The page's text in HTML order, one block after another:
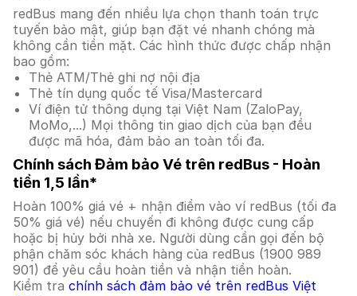
redBus mang đến nhiều lựa chọn thanh toán trực
tuyến bảo mật, giúp bạn đặt vé nhanh chóng mà
không cần tiền mặt. Các hình thức được chấp nhận
bao gồm:
Thẻ ATM/Thẻ ghi nợ nội địa
Thẻ tín dụng quốc tế Visa/Mastercard
Ví điện tử thông dụng tại Việt Nam (ZaloPay,
MoMo,...) Mọi thông tin giao dịch của bạn đều
được mã hóa, đảm bảo an toàn tối đa.
Chính sách Đảm bảo Vé trên redBus - Hoàn
tiền 1,5 lần*
Hoàn 100% giá vé + nhận điểm vào ví redBus (tối đa
50% giá vé) nếu chuyến đi không được cung cấp
hoặc bị hủy bởi nhà xe. Người dùng cần gọi đến bộ
phận chăm sóc khách hàng của redBus (1900 989
901) để yêu cầu hoàn tiền và nhận tiền hoàn.
Kiểm tra chính sách đảm bảo vé trên redBus Việt